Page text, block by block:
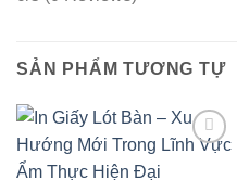
SẢN PHẨM TƯƠNG TỰ